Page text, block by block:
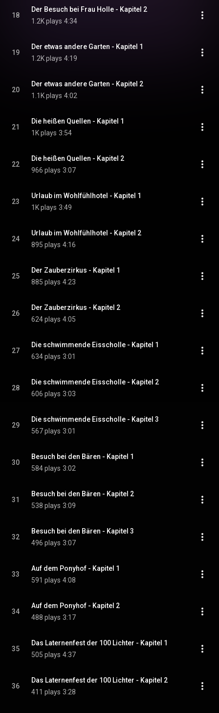
18
Der Besuch bei Frau Holle - Kapitel 2
1.2K plays 4:34
19
Der etwas andere Garten - Kapitel 1
1.2K plays 4:19
20
Der etwas andere Garten - Kapitel 2
1.1K plays 4:02
21
Die heißen Quellen - Kapitel 1
1K plays 3:54
22
Die heißen Quellen - Kapitel 2
966 plays 3:07
23
Urlaub im Wohlfühlhotel - Kapitel 1
1K plays 3:49
24
Urlaub im Wohlfühlhotel - Kapitel 2
895 plays 4:16
25
Der Zauberzirkus - Kapitel 1
885 plays 4:23
26
Der Zauberzirkus - Kapitel 2
624 plays 4:05
27
Die schwimmende Eisscholle - Kapitel 1
634 plays 3:01
28
Die schwimmende Eisscholle - Kapitel 2
606 plays 3:03
29
Die schwimmende Eisscholle - Kapitel 3
567 plays 3:01
30
Besuch bei den Bären - Kapitel 1
584 plays 3:02
31
Besuch bei den Bären - Kapitel 2
538 plays 3:09
32
Besuch bei den Bären - Kapitel 3
496 plays 3:07
33
Auf dem Ponyhof - Kapitel 1
591 plays 4:08
34
Auf dem Ponyhof - Kapitel 2
488 plays 3:17
35
Das Laternenfest der 100 Lichter - Kapitel 1
505 plays 4:37
36
Das Laternenfest der 100 Lichter - Kapitel 2
411 plays 3:28